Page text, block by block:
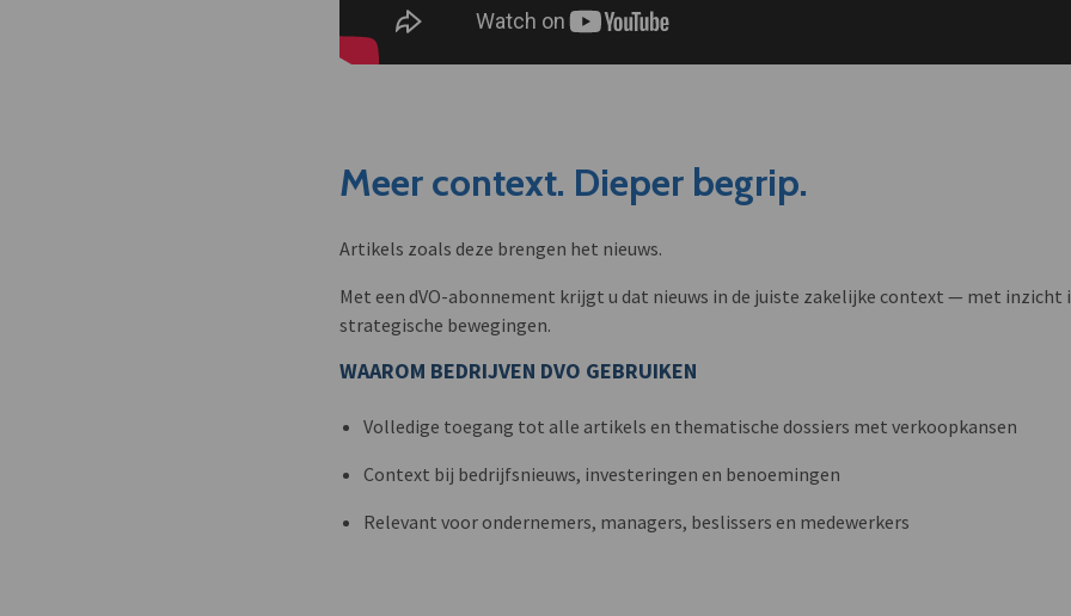
Meer context. Dieper begrip.
Artikels zoals deze brengen het nieuws.
Met een dVO-abonnement krijgt u dat nieuws in de juiste zakelijke context — met inzicht
strategische bewegingen.
WAAROM BEDRIJVEN DVO GEBRUIKEN
Volledige toegang tot alle artikels en thematische dossiers met verkoopkansen
Context bij bedrijfsnieuws, investeringen en benoemingen
Relevant voor ondernemers, managers, beslissers en medewerkers